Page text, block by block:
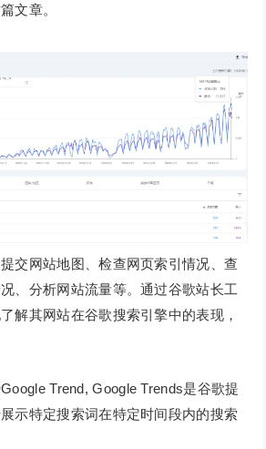
文章。
交网站地图、检查网页索引情况、查
、分析网站流量等。通过谷歌站长工
解其网站在谷歌搜索引擎中的表现，
Trend, Google Trends是谷歌提
示特定搜索词在特定时间段内的搜索